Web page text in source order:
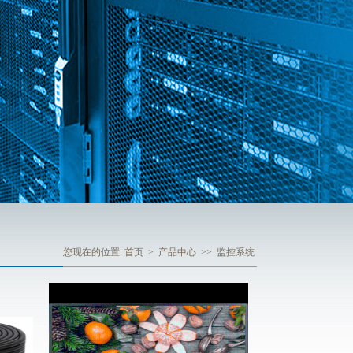
您现在的位置: 首页 > 产品中心 >> 监控系统